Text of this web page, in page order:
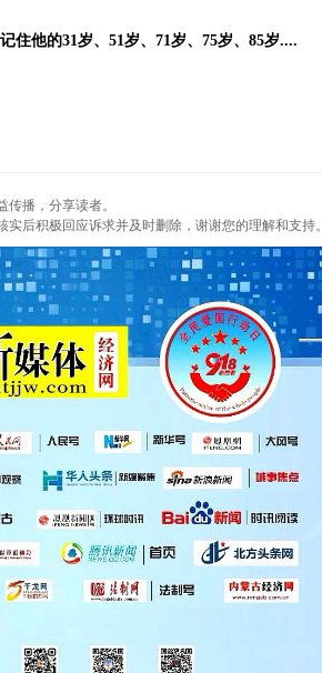
住他的31岁、51岁、71岁、75岁、85岁....
播，分享读者。
后积极回应诉求并及时删除，谢谢您的理解和支持。